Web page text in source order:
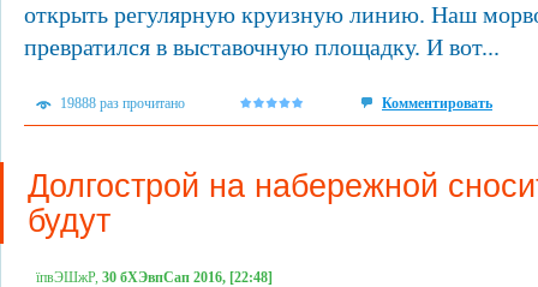
открыть регулярную круизную линию. Наш
превратился в выставочную площадку. И вот...
19888 раз прочитано Комментировать
Долгострой на набережной
будут
їпвЭШжР, 30 бХЭвпСап 2016, [22:48]